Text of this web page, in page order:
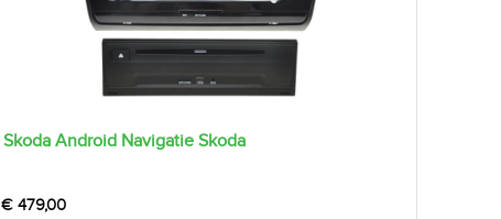
Skoda Android Navigatie Skoda
€ 479,00